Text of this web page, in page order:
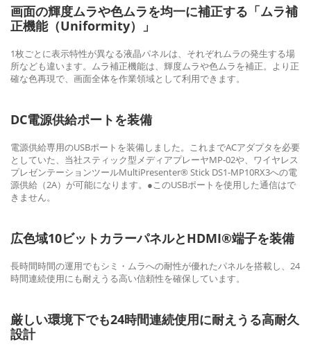
画面の輝度ムラや色ムラを均一に補正する「ムラ補
正機能（Uniformity）」
1枚ごとに表示特性が異なる液晶パネルは、それぞれムラの発生する場
所なども違います。ムラ補正機能は、輝度ムラや色ムラを補正。より正
確な色再現で、画面全体を作業領域として利用できます。
DC電源供給ポートを装備
電源供給専用のUSBポートを装備しました。これまでACアダプタを必要
としていた、当社スティック型メディアプレーヤMP-02や、ワイヤレス
プレゼンテーションツールMultiPresenter® Stick DS1-MP10RX3への電
源供給（2A）が可能になります。●このUSBポートを使用した通信はで
きません。
広色域10ビットカラーパネルとHDMI®端子を装備
長時間時間の運用でもシミ・ムラへの耐性が優れたパネルを搭載し、24
時間連続使用にも耐えうる高い信頼性を確保しています。
厳しい環境下でも24時間連続使用に耐えうる高耐久
設計